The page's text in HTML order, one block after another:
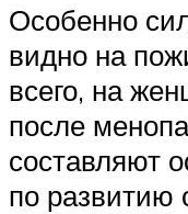
Особенно
видно на
всего, на
после
составляют
по развитию